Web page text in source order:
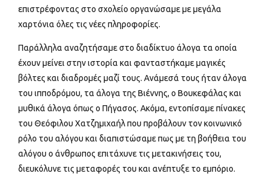
επιστρέφοντας στο σχολείο οργανώσαμε με μεγάλα
χαρτόνια όλες τις νέες πληροφορίες.
Παράλληλα αναζητήσαμε στο διαδίκτυο άλογα τα οποία
έχουν μείνει στην ιστορία και φανταστήκαμε μαγικές
βόλτες και διαδρομές μαζί τους. Ανάμεσά τους ήταν άλογα
του ιπποδρόμου, τα άλογα της Βιέννης, ο Βουκεφάλας και
μυθικά άλογα όπως ο Πήγασος. Ακόμα, εντοπίσαμε πίνακες
του Θεόφιλου Χατζημιχαήλ που προβάλουν τον κοινωνικό
ρόλο του αλόγου και διαπιστώσαμε πως με τη βοήθεια του
αλόγου ο άνθρωπος επιτάχυνε τις μετακινήσεις του,
διευκόλυνε τις μεταφορές του και ανέπτυξε το εμπόριο.